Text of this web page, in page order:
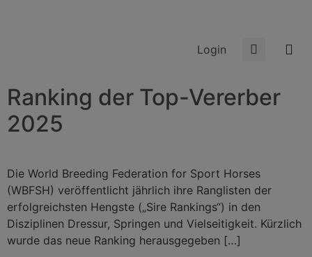
Login
Ranking der Top-Vererber
2025
Die World Breeding Federation for Sport Horses
(WBFSH) veröffentlicht jährlich ihre Ranglisten der
erfolgreichsten Hengste („Sire Rankings“) in den
Disziplinen Dressur, Springen und Vielseitigkeit. Kürzlich
wurde das neue Ranking herausgegeben […]